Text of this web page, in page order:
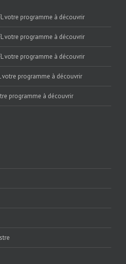
votre programme à découvrir
votre programme à découvrir
votre programme à découvrir
votre programme à découvrir
programme à découvrir